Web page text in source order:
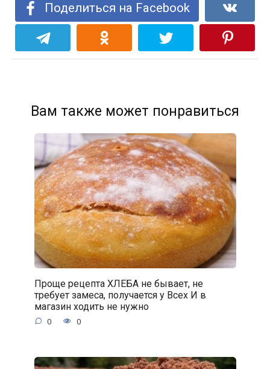
Поделиться на Facebook
Вам также может понравиться
Проще рецепта ХЛЕБА не бывает, не
требует замеса, получается у Всех И в
магазин ходить не нужно
0 0